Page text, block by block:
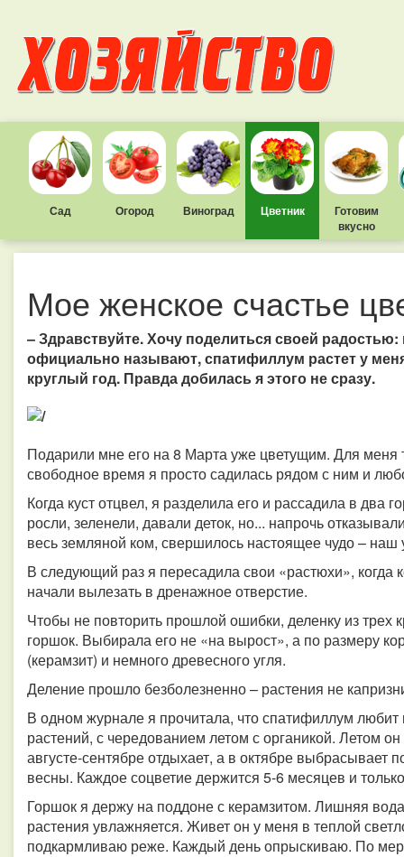
Сад Огород Виноград Цветник
Готовим
вкусно
Мое женское счастье
– Здравствуйте. Хочу поделиться своей радостью:
официально называют, спатифиллум растет у
круглый год. Правда добилась я этого не сразу.
Подарили мне его на 8 Марта уже цветущим. Для меня
свободное время я просто садилась рядом с ним и
Когда куст отцвел, я разделила его и рассадила в
росли, зеленели, давали деток, но... напрочь
весь земляной ком, свершилось настоящее чудо –
В следующий раз я пересадила свои «растюхи»,
начали вылезать в дренажное отверстие.
Чтобы не повторить прошлой ошибки, деленку из трех
горшок. Выбирала его не «на вырост», а по размеру
(керамзит) и немного древесного угля.
Деление прошло безболезненно – растения не
В одном журнале я прочитала, что спатифиллум
растений, с чередованием летом с органикой. Летом
августе-сентябре отдыхает, а в октябре выбрасывает
весны. Каждое соцветие держится 5-6 месяцев и
Горшок я держу на поддоне с керамзитом. Лишняя вода
растения увлажняется. Живет он у меня в теплой
подкармливаю реже. Каждый день опрыскиваю. По